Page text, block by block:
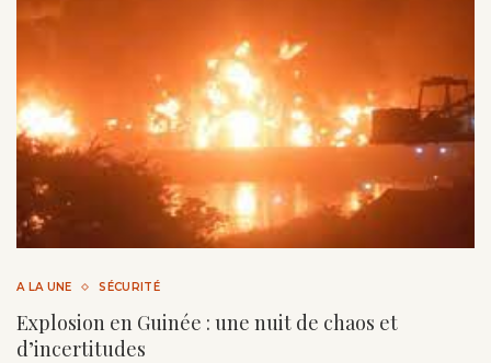
A LA UNE SÉCURITÉ
Explosion en Guinée : une nuit de chaos et
d’incertitudes